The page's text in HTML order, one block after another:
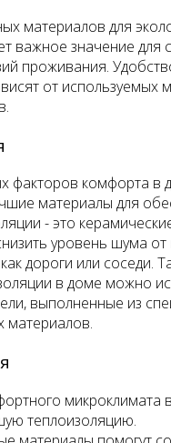
материалов для
важное значение для
проживания.
от используемых
факторов комфорта в
материалы для
- это
уровень шума
дороги или соседи.
в доме можно
выполненные из
материалов.
микроклимата
теплоизоляцию.